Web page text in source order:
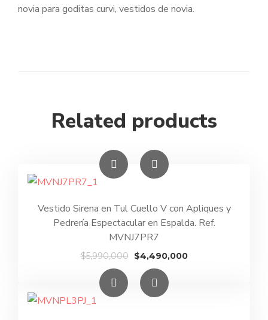
novia para goditas curvi, vestidos de novia.
Related products
Vestido Sirena en Tul Cuello V con Apliques y
Pedrería Espectacular en Espalda. Ref.
MVNJ7PR7
$5,990,000 El
precio
original
era:
$4,490,000El